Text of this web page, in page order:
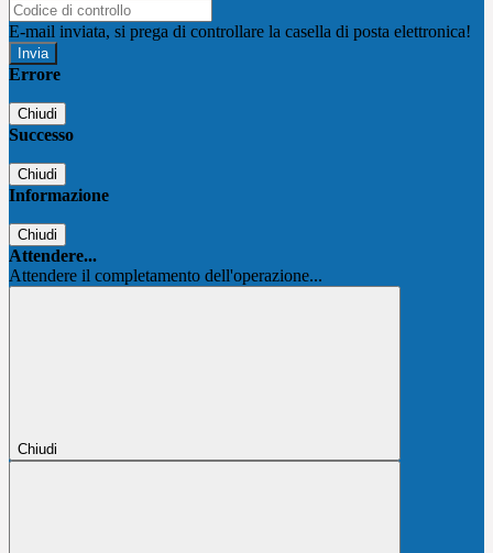
E-mail inviata, si prega di controllare la casella di posta elettronica!
Errore
Chiudi
Successo
Chiudi
Informazione
Chiudi
Attendere...
Attendere il completamento dell'operazione...
Chiudi